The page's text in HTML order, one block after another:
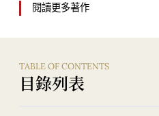
醫師》，讓你我都能成為自
找回生命的完整與平衡。
目前，專注於整合中西醫學心
系。
閱讀更多著作
TABLE OF CONTENTS
目錄列表